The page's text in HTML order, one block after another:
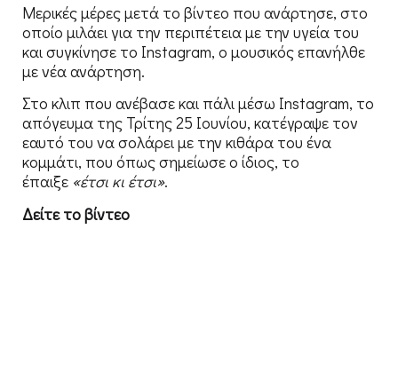
Μερικές μέρες μετά το βίντεο που ανάρτησε, στο
οποίο μιλάει για την περιπέτεια με την υγεία του
και συγκίνησε το Instagram, ο μουσικός επανήλθε
με νέα ανάρτηση.
Στο κλιπ που ανέβασε και πάλι μέσω Instagram, το
απόγευμα της Τρίτης 25 Ιουνίου, κατέγραψε τον
εαυτό του να σολάρει με την κιθάρα του ένα
κομμάτι, που όπως σημείωσε ο ίδιος, το
έπαιξε «έτσι κι έτσι».
Δείτε το βίντεο